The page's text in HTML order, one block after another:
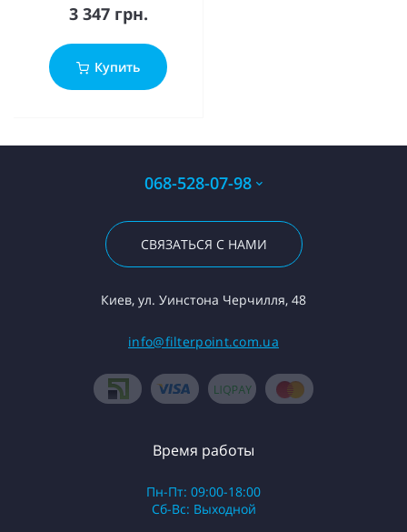
3 347 грн.
Купить
068-528-07-98
СВЯЗАТЬСЯ С НАМИ
Киев, ул. Уинстона Черчилля, 48
info@filterpoint.com.ua
Время работы
Пн-Пт: 09:00-18:00
Сб-Вс: Выходной